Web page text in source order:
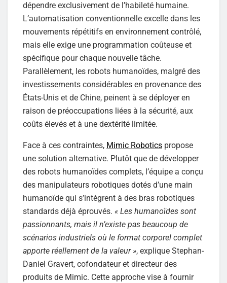
dépendre exclusivement de l’habileté humaine.
L’automatisation conventionnelle excelle dans les
mouvements répétitifs en environnement contrôlé,
mais elle exige une programmation coûteuse et
spécifique pour chaque nouvelle tâche.
Parallèlement, les robots humanoïdes, malgré des
investissements considérables en provenance des
États-Unis et de Chine, peinent à se déployer en
raison de préoccupations liées à la sécurité, aux
coûts élevés et à une dextérité limitée.
Face à ces contraintes, Mimic Robotics propose
une solution alternative. Plutôt que de développer
des robots humanoïdes complets, l’équipe a conçu
des manipulateurs robotiques dotés d’une main
humanoïde qui s’intègrent à des bras robotiques
standards déjà éprouvés. « Les humanoïdes sont
passionnants, mais il n’existe pas beaucoup de
scénarios industriels où le format corporel complet
apporte réellement de la valeur », explique Stephan-
Daniel Gravert, cofondateur et directeur des
produits de Mimic. Cette approche vise à fournir